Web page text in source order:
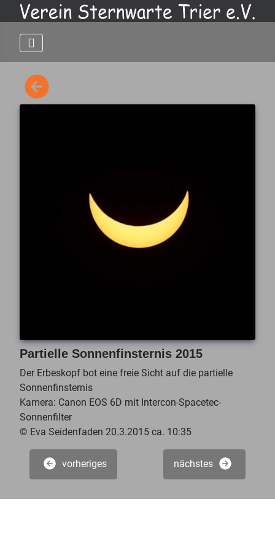
Partielle Sonnenfinsternis 2015
Der Erbeskopf bot eine freie Sicht auf die partielle
Sonnenfinsternis
Kamera: Canon EOS 6D mit Intercon-Spacetec-
Sonnenfilter
© Eva Seidenfaden 20.3.2015 ca. 10:35
vorheriges nächstes